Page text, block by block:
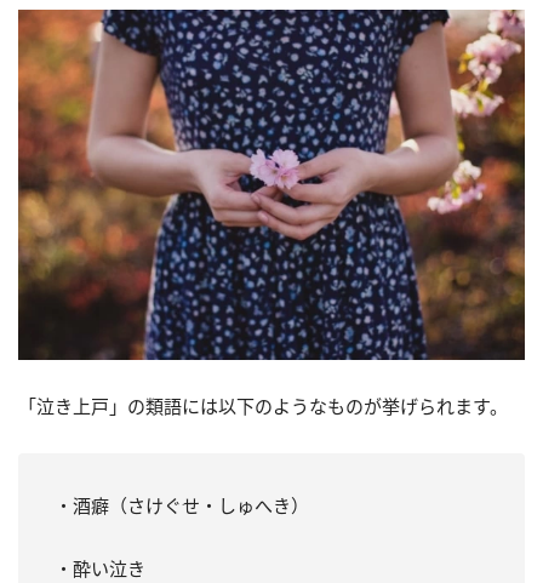
「泣き上戸」の類語には以下のようなものが挙げられます。
・酒癖（さけぐせ・しゅへき）
・酔い泣き